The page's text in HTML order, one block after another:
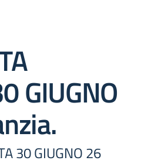
GIUGNO
30 GIUGNO 26